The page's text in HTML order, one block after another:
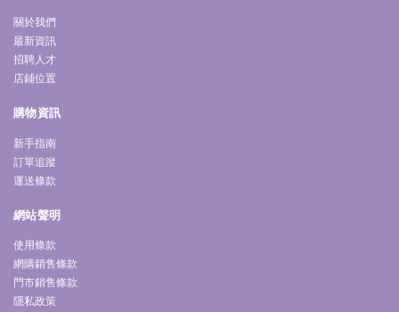
關於我們
最新資訊
招聘人才
店鋪位置
購物資訊
新手指南
訂單追蹤
運送條款
網站聲明
使用條款
網購銷售條款
門市銷售條款
隱私政策